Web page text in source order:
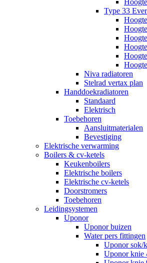
Type 33
Niva radiatoren
Stelrad vertax plan
Handdoekradiatoren
Standaard
Elektrisch
Toebehoren
Aansluitmaterialen
Bevestiging
Elektrische verwarming
Boilers & cv-ketels
Keukenboilers
Elektrische boilers
Elektrische cv-ketels
Doorstromers
Toebehoren
Leidingsystemen
Uponor
Uponor buizen
Water pers fittingen
Uponor sok/
Uponor knie